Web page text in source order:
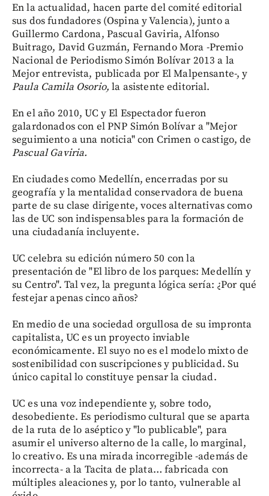
En la actualidad, hacen parte del comité editorial
sus dos fundadores (Ospina y Valencia), junto a
Guillermo Cardona, Pascual Gaviria, Alfonso
Buitrago, David Guzmán, Fernando Mora -Premio
Nacional de Periodismo Simón Bolívar 2013 a la
Mejor entrevista, publicada por El Malpensante-, y
Paula Camila Osorio, la asistente editorial.
En el año 2010, UC y El Espectador fueron
galardonados con el PNP Simón Bolívar a "Mejor
seguimiento a una noticia" con Crimen o castigo, de
Pascual Gaviria.
En ciudades como Medellín, encerradas por su
geografía y la mentalidad conservadora de buena
parte de su clase dirigente, voces alternativas como
las de UC son indispensables para la formación de
una ciudadanía incluyente.
UC celebra su edición número 50 con la
presentación de "El libro de los parques: Medellín y
su Centro". Tal vez, la pregunta lógica sería: ¿Por qué
festejar apenas cinco años?
En medio de una sociedad orgullosa de su impronta
capitalista, UC es un proyecto inviable
económicamente. El suyo no es el modelo mixto de
sostenibilidad con suscripciones y publicidad. Su
único capital lo constituye pensar la ciudad.
UC es una voz independiente y, sobre todo,
desobediente. Es periodismo cultural que se aparta
de la ruta de lo aséptico y "lo publicable", para
asumir el universo alterno de la calle, lo marginal,
lo creativo. Es una mirada incorregible -además de
incorrecta- a la Tacita de plata… fabricada con
múltiples aleaciones y, por lo tanto, vulnerable al